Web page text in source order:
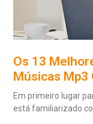
Os 13
Músicas Mp3
Em primeiro lugar
está familiarizado